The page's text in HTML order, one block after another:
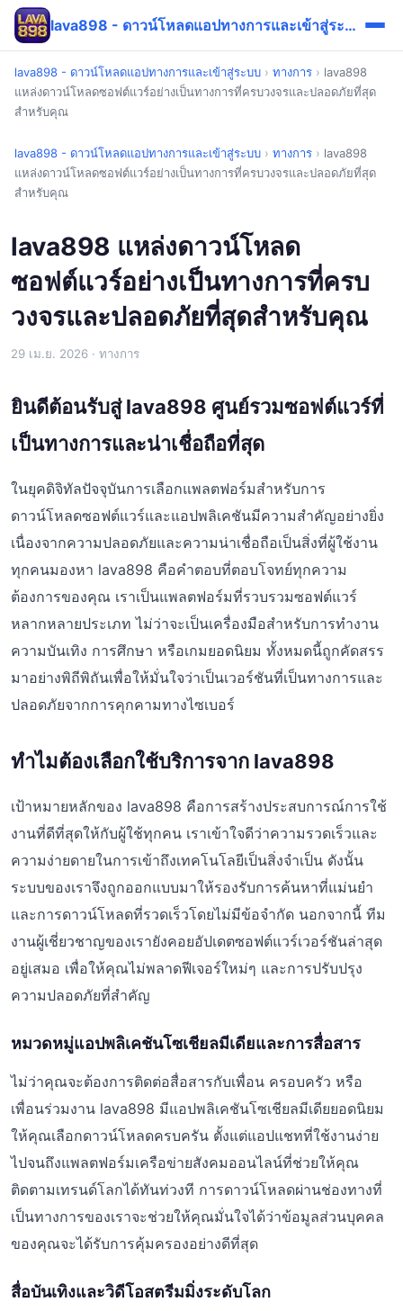
lava898 - ดาวน์โหลดแอปทางการและเข้าสู่ระบบ
lava898 - ดาวน์โหลดแอปทางการและเข้าสู่ระบบ › ทางการ › lava898
แหล่งดาวน์โหลดซอฟต์แวร์อย่างเป็นทางการที่ครบวงจรและปลอดภัยที่สุด
สำหรับคุณ
lava898 - ดาวน์โหลดแอปทางการและเข้าสู่ระบบ › ทางการ › lava898
แหล่งดาวน์โหลดซอฟต์แวร์อย่างเป็นทางการที่ครบวงจรและปลอดภัยที่สุด
สำหรับคุณ
lava898 แหล่งดาวน์โหลด
ซอฟต์แวร์อย่างเป็นทางการที่ครบ
วงจรและปลอดภัยที่สุดสำหรับคุณ
29 เม.ย. 2026 · ทางการ
ยินดีต้อนรับสู่ lava898 ศูนย์รวมซอฟต์แวร์ที่
เป็นทางการและน่าเชื่อถือที่สุด
ในยุคดิจิทัลปัจจุบันการเลือกแพลตฟอร์มสำหรับการ
ดาวน์โหลดซอฟต์แวร์และแอปพลิเคชันมีความสำคัญอย่างยิ่ง
เนื่องจากความปลอดภัยและความน่าเชื่อถือเป็นสิ่งที่ผู้ใช้งาน
ทุกคนมองหา lava898 คือคำตอบที่ตอบโจทย์ทุกความ
ต้องการของคุณ เราเป็นแพลตฟอร์มที่รวบรวมซอฟต์แวร์
หลากหลายประเภท ไม่ว่าจะเป็นเครื่องมือสำหรับการทำงาน
ความบันเทิง การศึกษา หรือเกมยอดนิยม ทั้งหมดนี้ถูกคัดสรร
มาอย่างพิถีพิถันเพื่อให้มั่นใจว่าเป็นเวอร์ชันที่เป็นทางการและ
ปลอดภัยจากการคุกคามทางไซเบอร์
ทำไมต้องเลือกใช้บริการจาก lava898
เป้าหมายหลักของ lava898 คือการสร้างประสบการณ์การใช้
งานที่ดีที่สุดให้กับผู้ใช้ทุกคน เราเข้าใจดีว่าความรวดเร็วและ
ความง่ายดายในการเข้าถึงเทคโนโลยีเป็นสิ่งจำเป็น ดังนั้น
ระบบของเราจึงถูกออกแบบมาให้รองรับการค้นหาที่แม่นยำ
และการดาวน์โหลดที่รวดเร็วโดยไม่มีข้อจำกัด นอกจากนี้ ทีม
งานผู้เชี่ยวชาญของเรายังคอยอัปเดตซอฟต์แวร์เวอร์ชันล่าสุด
อยู่เสมอ เพื่อให้คุณไม่พลาดฟีเจอร์ใหม่ๆ และการปรับปรุง
ความปลอดภัยที่สำคัญ
หมวดหมู่แอปพลิเคชันโซเชียลมีเดียและการสื่อสาร
ไม่ว่าคุณจะต้องการติดต่อสื่อสารกับเพื่อน ครอบครัว หรือ
เพื่อนร่วมงาน lava898 มีแอปพลิเคชันโซเชียลมีเดียยอดนิยม
ให้คุณเลือกดาวน์โหลดครบครัน ตั้งแต่แอปแชทที่ใช้งานง่าย
ไปจนถึงแพลตฟอร์มเครือข่ายสังคมออนไลน์ที่ช่วยให้คุณ
ติดตามเทรนด์โลกได้ทันท่วงที การดาวน์โหลดผ่านช่องทางที่
เป็นทางการของเราจะช่วยให้คุณมั่นใจได้ว่าข้อมูลส่วนบุคคล
ของคุณจะได้รับการคุ้มครองอย่างดีที่สุด
สื่อบันเทิงและวิดีโอสตรีมมิ่งระดับโลก